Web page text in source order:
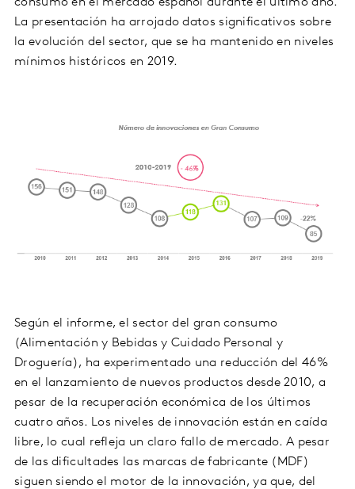
La presentación ha arrojado datos significativos sobre
la evolución del sector, que se ha mantenido en niveles
mínimos históricos en 2019.
Según el informe, el sector del gran consumo
(Alimentación y Bebidas y Cuidado Personal y
Droguería), ha experimentado una reducción del 46%
en el lanzamiento de nuevos productos desde 2010, a
pesar de la recuperación económica de los últimos
cuatro años. Los niveles de innovación están en caída
libre, lo cual refleja un claro fallo de mercado. A pesar
de las dificultades las marcas de fabricante (MDF)
siguen siendo el motor de la innovación, ya que, del